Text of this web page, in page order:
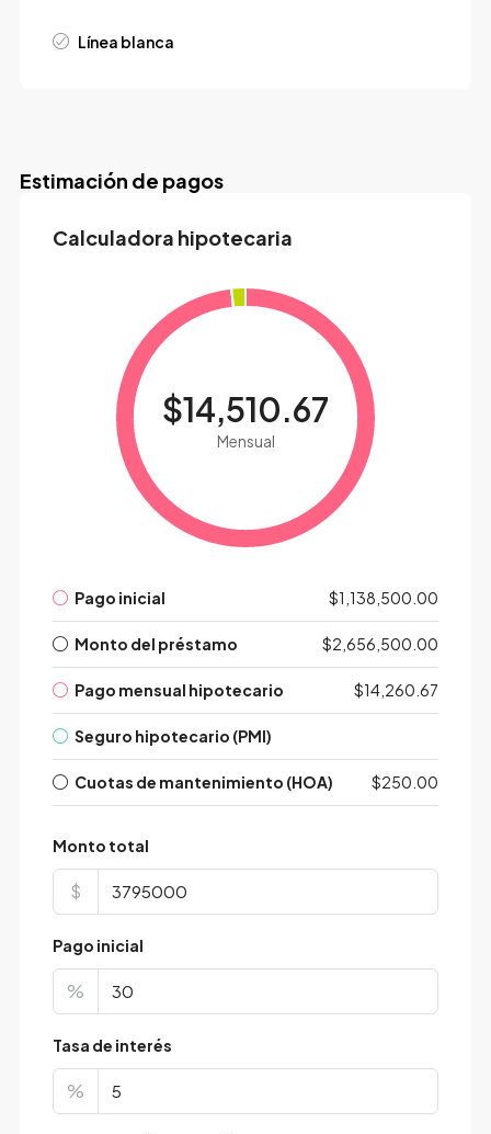
Línea blanca
Estimación de pagos
Calculadora hipotecaria
$14,510.67
Mensual
Pago inicial $1,138,500.00
Monto del préstamo $2,656,500.00
Pago mensual hipotecario $14,260.67
Seguro hipotecario (PMI)
Cuotas de mantenimiento (HOA) $250.00
Monto total
$
Pago inicial
%
Tasa de interés
%